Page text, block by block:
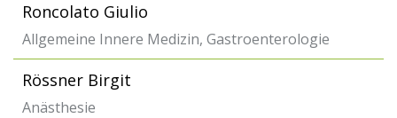
Roncolato Giulio
Allgemeine Innere Medizin, Gastroenterologie
Rössner Birgit
Anästhesie